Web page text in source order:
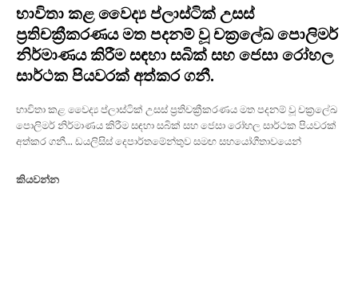
භාවිතා කළ වෛද්‍ය ප්ලාස්ටික් උසස්
ප්‍රතිචක්‍රීකරණය මත පදනම් වූ චක්‍රලේඛ පොලිමර්
නිර්මාණය කිරීම සඳහා සබික් සහ ජෙසා රෝහල
සාර්ථක පියවරක් අත්කර ගනී.
භාවිතා කළ වෛද්‍ය ප්ලාස්ටික් උසස් ප්‍රතිචක්‍රීකරණය මත පදනම් වූ චක්‍රලේඛ
පොලිමර් නිර්මාණය කිරීම සඳහා සබික් සහ ජෙසා රෝහල සාර්ථක පියවරක්
අත්කර ගනී... ඩයලිසිස් දෙපාර්තමේන්තුව සමඟ සහයෝගීතාවයෙන්
කියවන්න